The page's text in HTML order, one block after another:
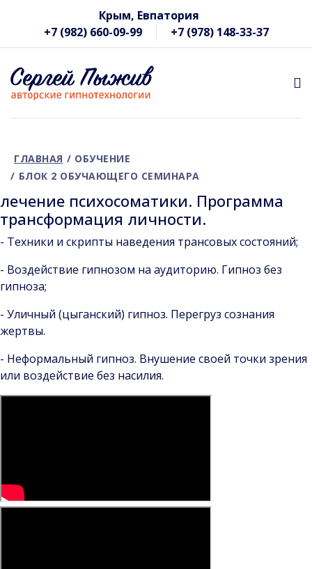
Крым, Евпатория
+7 (982) 660-09-99
+7 (978) 148-33-37
ГЛАВНАЯ
ОБУЧЕНИЕ
БЛОК 2 ОБУЧАЮЩЕГО СЕМИНАРА
лечение психосоматики. Программа
трансформация личности.
- Техники и скрипты наведения трансовых состояний;
- Воздействие гипнозом на аудиторию. Гипноз без
гипноза;
- Уличный (цыганский) гипноз. Перегруз сознания
жертвы.
- Неформальный гипноз. Внушение своей точки зрения
или воздействие без насилия.